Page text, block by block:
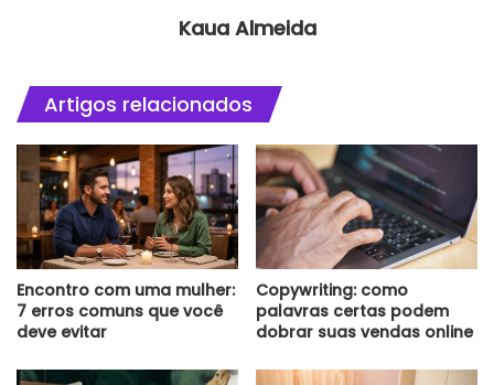
Kaua Almeida
Artigos relacionados
Encontro com uma mulher:
7 erros comuns que você
deve evitar
Copywriting: como
palavras certas podem
dobrar suas vendas online